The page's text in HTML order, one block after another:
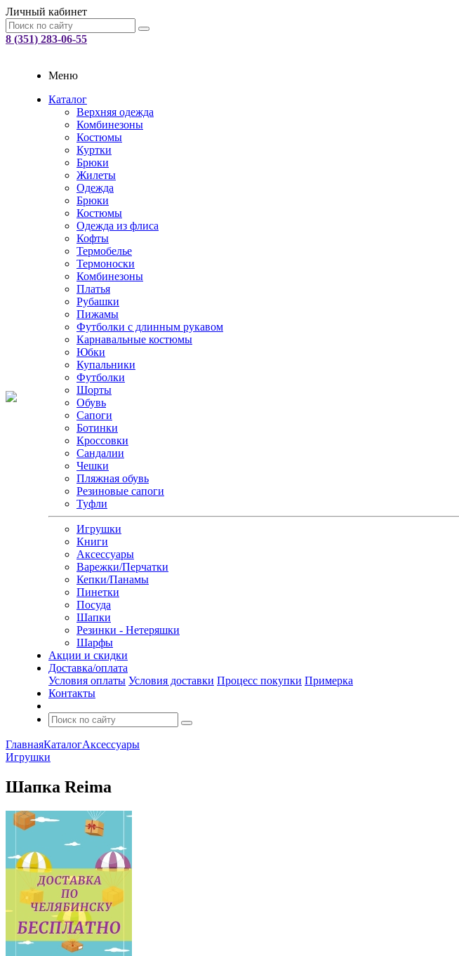
Личный кабинет
8 (351) 283-06-55
Меню
Каталог
Верхняя одежда
Комбинезоны
Костюмы
Куртки
Брюки
Жилеты
Одежда
Брюки
Костюмы
Одежда из флиса
Кофты
Термобелье
Термоноски
Комбинезоны
Платья
Рубашки
Пижамы
Футболки с длинным рукавом
Карнавальные костюмы
Юбки
Купальники
Футболки
Шорты
Обувь
Сапоги
Ботинки
Кроссовки
Сандалии
Чешки
Пляжная обувь
Резиновые сапоги
Туфли
Игрушки
Книги
Аксессуары
Варежки/Перчатки
Кепки/Панамы
Пинетки
Посуда
Шапки
Резинки - Нетеряшки
Шарфы
Акции и скидки
Доставка/оплата
Условия оплаты Условия доставки Процесс покупки Примерка
Контакты
ГлавнаяКаталогАксессуары
Игрушки
Шапка Reima